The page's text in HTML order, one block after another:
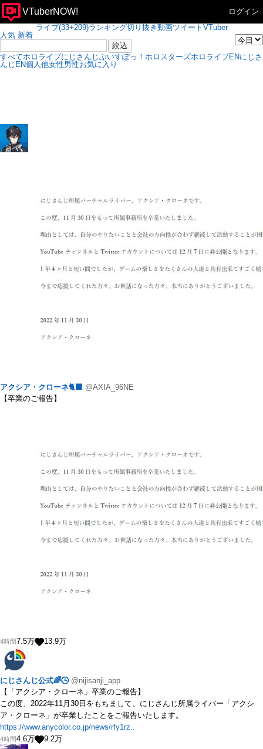
VTuberNOW!
ログイン
ライブ(33+209)ランキング切り抜き 動画ツイート VTuber
人気 新着
すべてホロライブにじさんじぶいすぽっ！ ホロスターズホロライブENにじさ
んじEN個人他女性男性お気に入り
アクシア・クローネ🐈‍⬛
@AXIA_96NE
【卒業のご報告】
4時間7.5万 13.9万
にじさんじ公式🌈🕒 @nijisanji_app
【「アクシア・クローネ」卒業のご報告】
この度、2022年11月30日をもちまして、にじさんじ所属ライバー「アクシ
ア・クローネ」が卒業したことをご報告いたします。
https://www.anycolor.co.jp/news/rfy1rz..
4時間4.6万 9.2万